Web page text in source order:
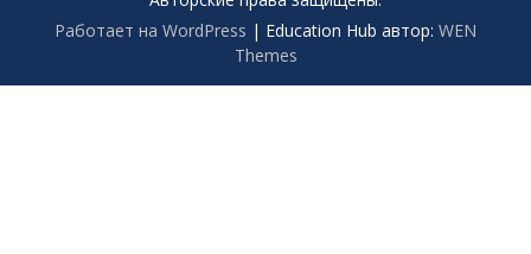
Работает на WordPress | Education Hub автор: WEN
Themes